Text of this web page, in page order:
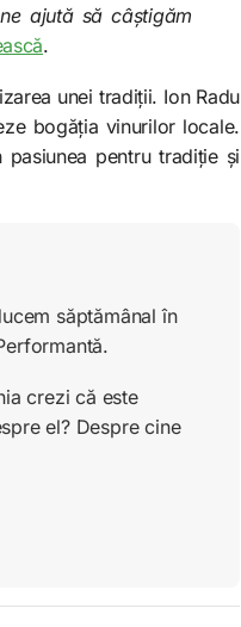
ajută să câștigăm
.
unei tradiții. Ion Radu
bogăția vinurilor locale.
pentru tradiție și
săptămânal în
crezi că este
el? Despre cine